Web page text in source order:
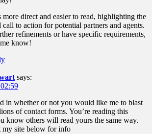
more direct and easier to read, highlighting the
call to action for potential partners and agents.
refinements or have specific requirements,
know!
says:
in whether or not you would like me to blast
of contact forms. You’re reading this
know others will read yours the same way.
my site below for info